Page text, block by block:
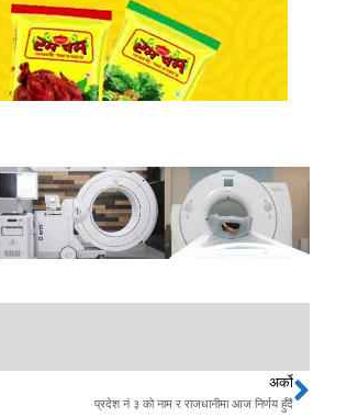
अर्को
प्रदेश नं ३ को नाम र राजधानीमा आज निर्णय हुँदैNext